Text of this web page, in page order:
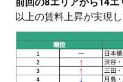
以上の賃料上昇が実現し